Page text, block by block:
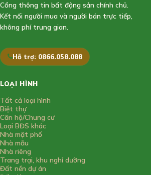
Cổng thông tin bất động sản chính chủ.
Kết nối người mua và người bán trực tiếp,
không phí trung gian.
Hỗ trợ: 0866.058.088
LOẠI HÌNH
Tất cả loại hình
Biệt thự
Căn hộ/Chung cư
Loại BĐS khác
Nhà mặt phố
Nhà mẫu
Nhà riêng
Trang trại, khu nghỉ dưỡng
Đất nền dự án